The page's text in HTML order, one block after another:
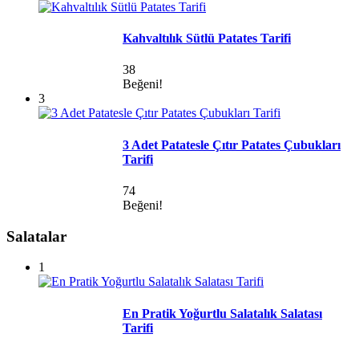
Kahvaltılık Sütlü Patates Tarifi
38
Beğeni!
3
3 Adet Patatesle Çıtır Patates Çubukları
Tarifi
74
Beğeni!
Salatalar
1
En Pratik Yoğurtlu Salatalık Salatası
Tarifi